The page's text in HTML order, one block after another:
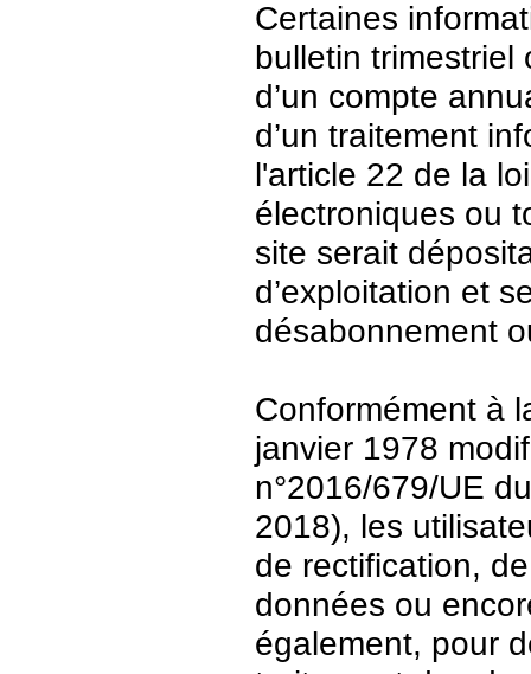
Certaines
bulletin trimestriel
d’un compte
d’un traitement
l'article 22 de la
électroniques ou
site serait
d’exploitation et
désabonnement
Conformément à
janvier 1978
n°2016/679/UE
2018), les
de rectification,
données ou
également, pour